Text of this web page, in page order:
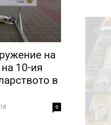
на
10-ия
в
0